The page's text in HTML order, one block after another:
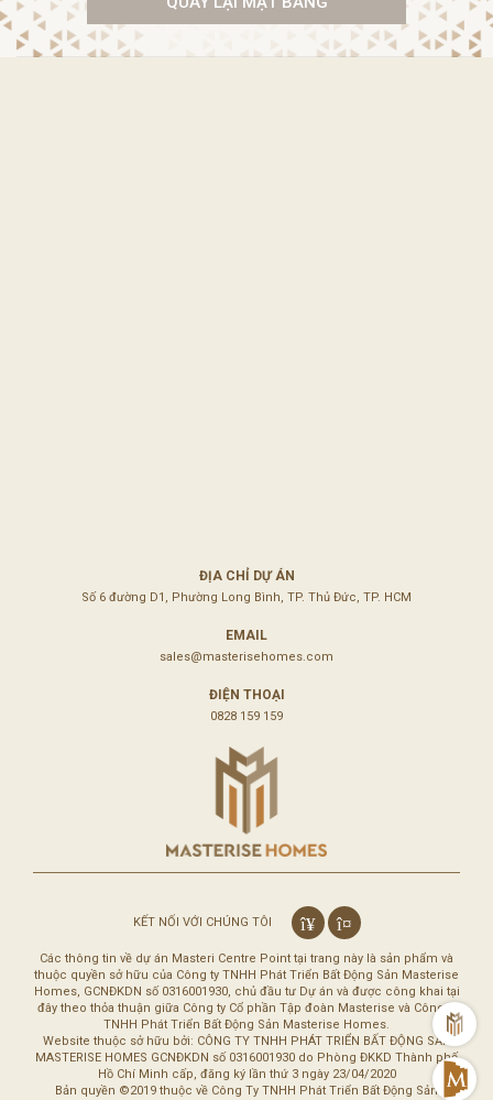
ĐỊA CHỈ DỰ ÁN
Số 6 đường D1, Phường Long Bình, TP. Thủ Đức, TP. HCM
EMAIL
sales@masterisehomes.com
ĐIỆN THOẠI
0828 159 159
KẾT NỐI VỚI CHÚNG TÔI
Các thông tin về dự án Masteri Centre Point tại trang này là sản phẩm và
thuộc quyền sở hữu của Công ty TNHH Phát Triển Bất Động Sản Masterise
Homes, GCNĐKDN số 0316001930, chủ đầu tư Dự án và được công khai tại
đây theo thỏa thuận giữa Công ty Cổ phần Tập đoàn Masterise và Công ty
TNHH Phát Triển Bất Động Sản Masterise Homes.
Website thuộc sở hữu bởi: CÔNG TY TNHH PHÁT TRIỂN BẤT ĐỘNG SẢN
MASTERISE HOMES GCNĐKDN số 0316001930 do Phòng ĐKKD Thành phố
Hồ Chí Minh cấp, đăng ký lần thứ 3 ngày 23/04/2020
Bản quyền ©2019 thuộc về Công Ty TNHH Phát Triển Bất Động Sản